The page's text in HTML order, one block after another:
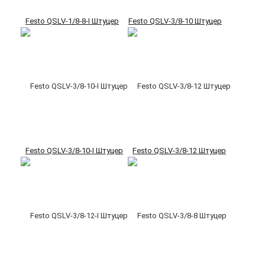
Festo QSLV-1/8-8-I Штуцер Festo QSLV-3/8-10 Штуцер
Festo QSLV-3/8-10-I Штуцер Festo QSLV-3/8-12 Штуцер